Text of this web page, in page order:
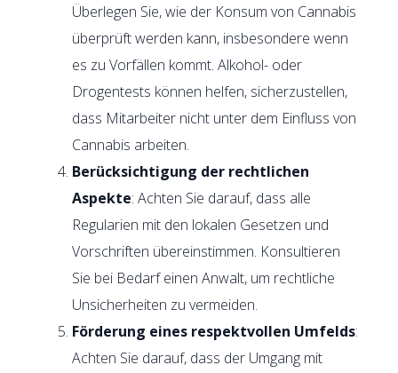
Überlegen Sie, wie der Konsum von Cannabis
überprüft werden kann, insbesondere wenn
es zu Vorfällen kommt. Alkohol- oder
Drogentests können helfen, sicherzustellen,
dass Mitarbeiter nicht unter dem Einfluss von
Cannabis arbeiten.
Berücksichtigung der rechtlichen
Aspekte: Achten Sie darauf, dass alle
Regularien mit den lokalen Gesetzen und
Vorschriften übereinstimmen. Konsultieren
Sie bei Bedarf einen Anwalt, um rechtliche
Unsicherheiten zu vermeiden.
Förderung eines respektvollen Umfelds:
Achten Sie darauf, dass der Umgang mit